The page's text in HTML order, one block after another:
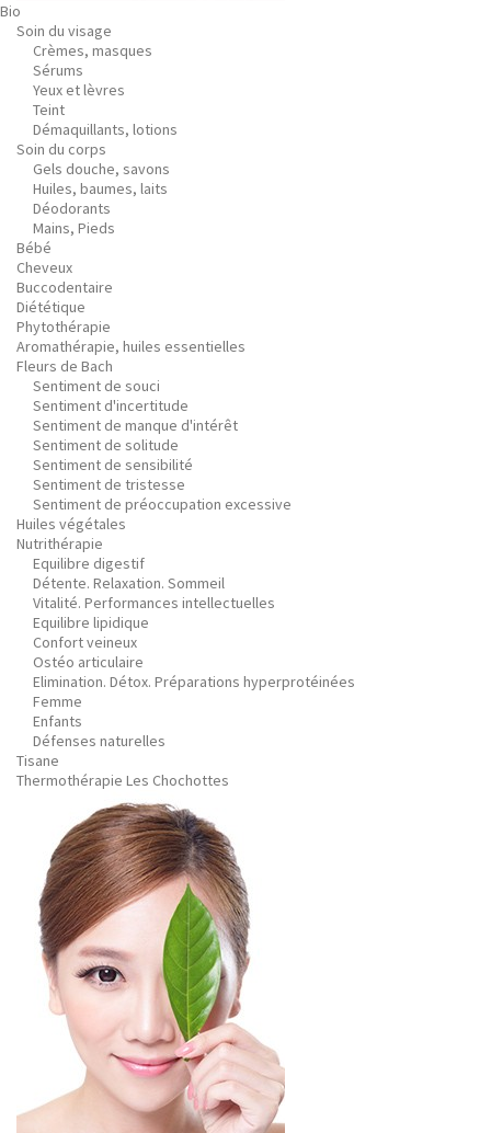
Bio
Soin du visage
Crèmes, masques
Sérums
Yeux et lèvres
Teint
Démaquillants, lotions
Soin du corps
Gels douche, savons
Huiles, baumes, laits
Déodorants
Mains, Pieds
Bébé
Cheveux
Buccodentaire
Diététique
Phytothérapie
Aromathérapie, huiles essentielles
Fleurs de Bach
Sentiment de souci
Sentiment d'incertitude
Sentiment de manque d'intérêt
Sentiment de solitude
Sentiment de sensibilité
Sentiment de tristesse
Sentiment de préoccupation excessive
Huiles végétales
Nutrithérapie
Equilibre digestif
Détente. Relaxation. Sommeil
Vitalité. Performances intellectuelles
Equilibre lipidique
Confort veineux
Ostéo articulaire
Elimination. Détox. Préparations hyperprotéinées
Femme
Enfants
Défenses naturelles
Tisane
Thermothérapie Les Chochottes